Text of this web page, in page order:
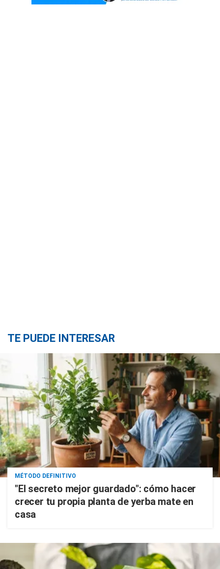
TE PUEDE INTERESAR
MÉTODO DEFINITIVO
"El secreto mejor guardado": cómo hacer
crecer tu propia planta de yerba mate en
casa